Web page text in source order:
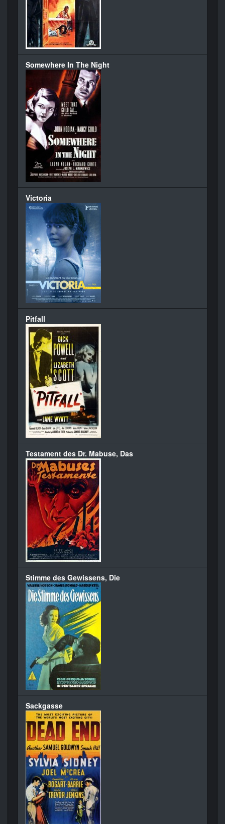
Somewhere In The Night
Victoria
Pitfall
Testament des Dr. Mabuse, Das
Stimme des Gewissens, Die
Sackgasse